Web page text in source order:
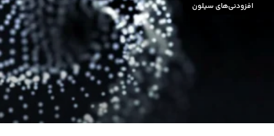
افزودنی‌های سیلون